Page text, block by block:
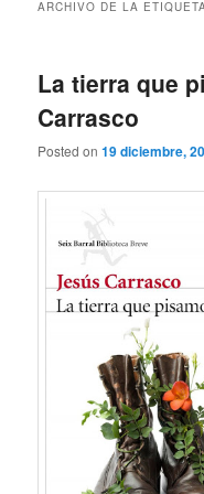
ARCHIVO DE LA
La tierra que
Carrasco
Posted on19 diciembre,